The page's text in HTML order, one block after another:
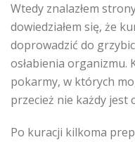
Wtedy znalazłem
dowiedziałem się, że
doprowadzić do
osłabienia organizmu.
pokarmy, w których
przecież nie każdy jest
Po kuracji kilkoma